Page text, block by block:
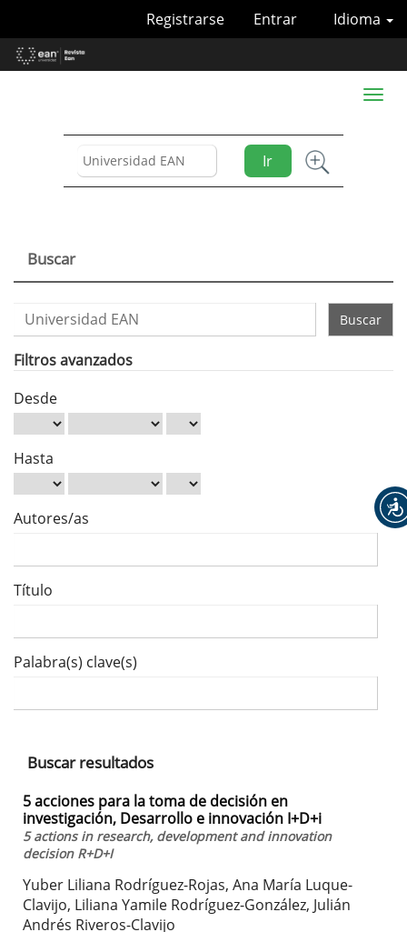
Contenido
principal
Idioma
Registrarse Entrar
Ir
Toggle
Buscar
Buscar
artículos
por
Filtros avanzados
Desde
Hasta
Autores/as
Título
Palabra(s) clave(s)
Buscar resultados
5 acciones para la toma de decisión en
investigación, Desarrollo e innovación I+D+i
5 actions in research, development and innovation
decision R+D+I
Yuber Liliana Rodríguez-Rojas, Ana María Luque-
Clavijo, Liliana Yamile Rodríguez-González, Julián
Andrés Riveros-Clavijo